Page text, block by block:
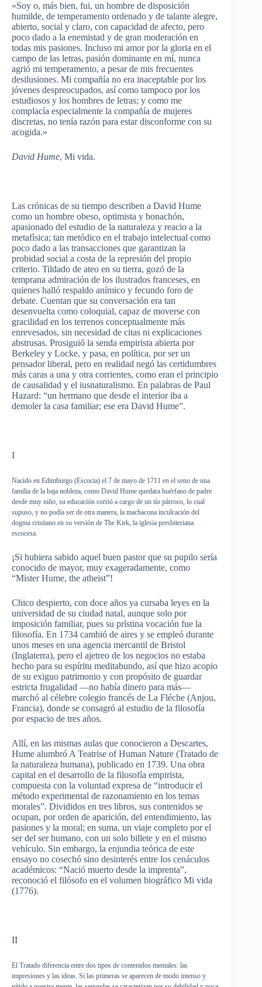
«Soy o, más bien, fui, un hombre de disposición
humilde, de temperamento ordenado y de talante alegre,
abierto, social y claro, con capacidad de afecto, pero
poco dado a la enemistad y de gran moderación en
todas mis pasiones. Incluso mi amorporla gloria en el
campo de las letras, pasión dominante en mí, nunca
agrió mi temperamento, a pesarde mis frecuentes
desilusiones. Mi compañía no era inaceptable porlos
jóvenes despreocupados, así como tampoco porlos
estudiosos y los hombres de letras; y como me
complacía especialmente la compañía de mujeres
discretas, no tenía razón para estar disconforme con su
acogida.»
David Hume, Mi vida.
Las crónicas de su tiempo describen a David Hume
como un hombre obeso, optimista y bonachón,
apasionado del estudio de la naturaleza y reacio a la
metafísica; tan metódico en el trabajo intelectual como
poco dado a las transacciones que garantizan la
probidad social a costa de la represión del propio
criterio. Tildado de ateo en su tierra, gozó de la
temprana admiración de los ilustrados franceses, en
quienes halló respaldo anímico y fecundo foro de
debate. Cuentan que su conversación era tan
desenvuelta como coloquial, capaz de moverse con
gracilidad en los terrenos conceptualmente más
enrevesados, sin necesidad de citas ni explicaciones
abstrusas. Prosiguió la senda empirista abierta por
Berkeley y Locke, y pasa, en política, por serun
pensadorliberal, pero en realidad negó las certidumbres
más caras a una y otra corrientes, como eran el principio
de causalidad y el iusnaturalismo. En palabras de Paul
Hazard: “un hermano que desde el interioriba a
demolerla casa familiar; ese era David Hume”.
I
Nacido en Edimburgo (Escocia) el 7 de mayo de 1711 en el seno de una
familia de la baja nobleza, como David Hume quedara huérfano de padre
desde muy niño, su educación corrió a cargo de un tío párroco, lo cual
supuso, y no podía ser de otra manera, la machacona inculcación del
dogma cristiano en su versión de The Kirk, la iglesia presbiteriana
escocesa.
¡Si hubiera sabido aquel buen pastorque su pupilo sería
conocido de mayor, muy exageradamente, como
“Mister Hume, the atheist”!
Chico despierto, con doce años ya cursaba leyes en la
universidad de su ciudad natal, aunque solo por
imposición familiar, pues su prístina vocación fue la
filosofía. En 1734 cambió de aires y se empleó durante
unos meses en una agencia mercantil de Bristol
(Inglaterra), pero el ajetreo de los negocios no estaba
hecho para su espíritu meditabundo, así que hizo acopio
de su exiguo patrimonio y con propósito de guardar
estricta frugalidad —no había dinero para más—
marchó al célebre colegio francés de La Fléche (Anjou,
Francia), donde se consagró al estudio de la filosofía
por espacio de tres años.
Allí, en las mismas aulas que conocieron a Descartes,
Hume alumbró A Teatrise of Human Nature (Tratado de
la naturaleza humana), publicado en 1739. Una obra
capital en el desarrollo de la filosofía empirista,
compuesta con la voluntad expresa de “introducirel
método experimental de razonamiento en los temas
morales”. Divididos en tres libros, sus contenidos se
ocupan, por orden de aparición, del entendimiento, las
pasiones y la moral; en suma, un viaje completo porel
serdel ser humano, con un solo billete y en el mismo
vehículo. Sin embargo, la enjundia teórica de este
ensayo no cosechó sino desinterés entre los cenáculos
académicos: “Nació muerto desde la imprenta”,
reconoció el filósofo en el volumen biográfico Mi vida
(1776).
II
El Tratado diferencia entre dos tipos de contenidos mentales: las
impresiones y las ideas. Si las primeras se aparecen de modo intenso y